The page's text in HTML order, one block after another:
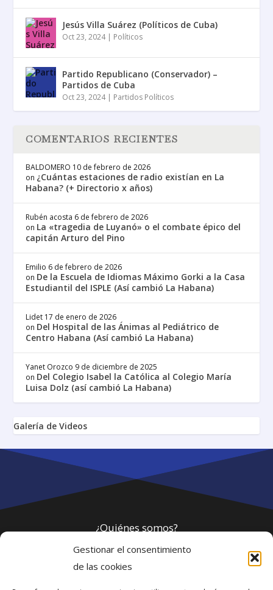
Gestionar el consentimiento
de las cookies
Jesús Villa Suárez (Políticos de Cuba)
Oct 23, 2024| Políticos
Partido Republicano (Conservador) –
Partidos de Cuba
Oct 23, 2024| Partidos Políticos
COMENTARIOS RECIENTES
BALDOMERO 10 de febrero de 2026
on ¿Cuántas estaciones de radio existían en La
Habana? (+ Directorio x años)
Rubén acosta 6 de febrero de 2026
on La «tragedia de Luyanó» o el combate épico del
capitán Arturo del Pino
Emilio 6 de febrero de 2026
on De la Escuela de Idiomas Máximo Gorki a la Casa
Estudiantil del ISPLE (Así cambió La Habana)
Lidet 17 de enero de 2026
on Del Hospital de las Ánimas al Pediátrico de
Centro Habana (Así cambió La Habana)
Yanet Orozco 9 de diciembre de 2025
on Del Colegio Isabel la Católica al Colegio María
Luisa Dolz (así cambió La Habana)
Galería de Videos
¿Quiénes somos?
Política de privacidad